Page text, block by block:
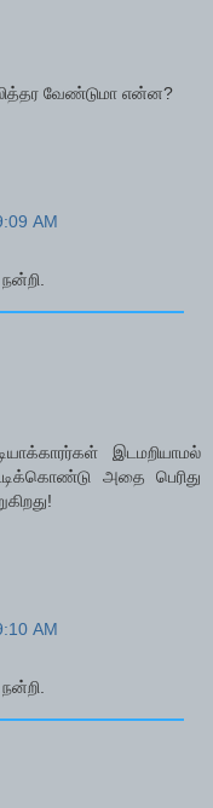
வேண்டுமா என்ன?
AM
இடமறியாமல்
அதை பெரிது
AM